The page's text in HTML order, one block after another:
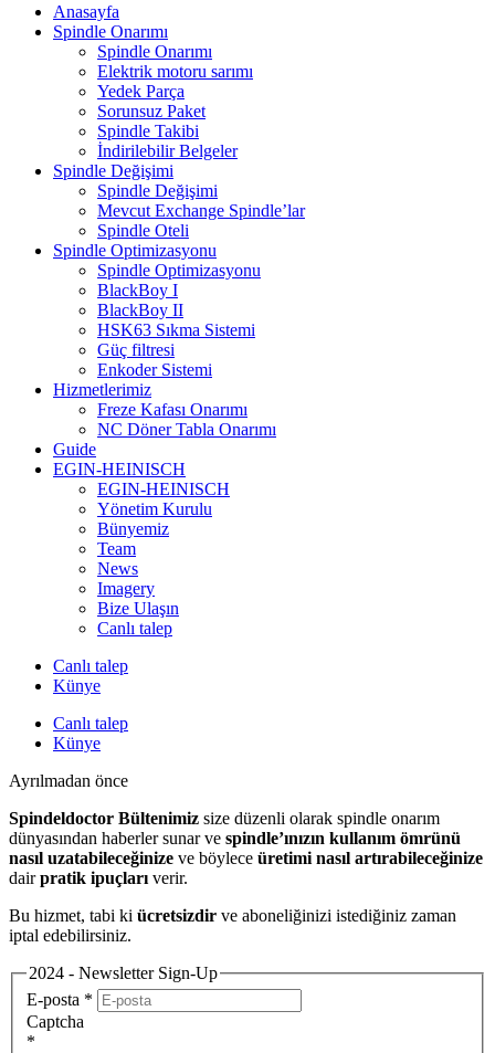
Anasayfa
Spindle Onarımı
Spindle Onarımı
Elektrik motoru sarımı
Yedek Parça
Sorunsuz Paket
Spindle Takibi
İndirilebilir Belgeler
Spindle Değişimi
Spindle Değişimi
Mevcut Exchange Spindle’lar
Spindle Oteli
Spindle Optimizasyonu
Spindle Optimizasyonu
BlackBoy I
BlackBoy II
HSK63 Sıkma Sistemi
Güç filtresi
Enkoder Sistemi
Hizmetlerimiz
Freze Kafası Onarımı
NC Döner Tabla Onarımı
Guide
EGIN-HEINISCH
EGIN-HEINISCH
Yönetim Kurulu
Bünyemiz
Team
News
Imagery
Bize Ulaşın
Canlı talep
Canlı talep
Künye
Canlı talep
Künye
Ayrılmadan önce
Spindeldoctor Bültenimiz size düzenli olarak spindle onarım
dünyasından haberler sunar ve spindle’ınızın kullanım ömrünü
nasıl uzatabileceğinize ve böylece üretimi nasıl artırabileceğinize
dairpratik ipuçları verir.
Bu hizmet, tabi ki ücretsizdir ve aboneliğinizi istediğiniz zaman
iptal edebilirsiniz.
2024 - Newsletter Sign-Up
E-posta *
Captcha
*